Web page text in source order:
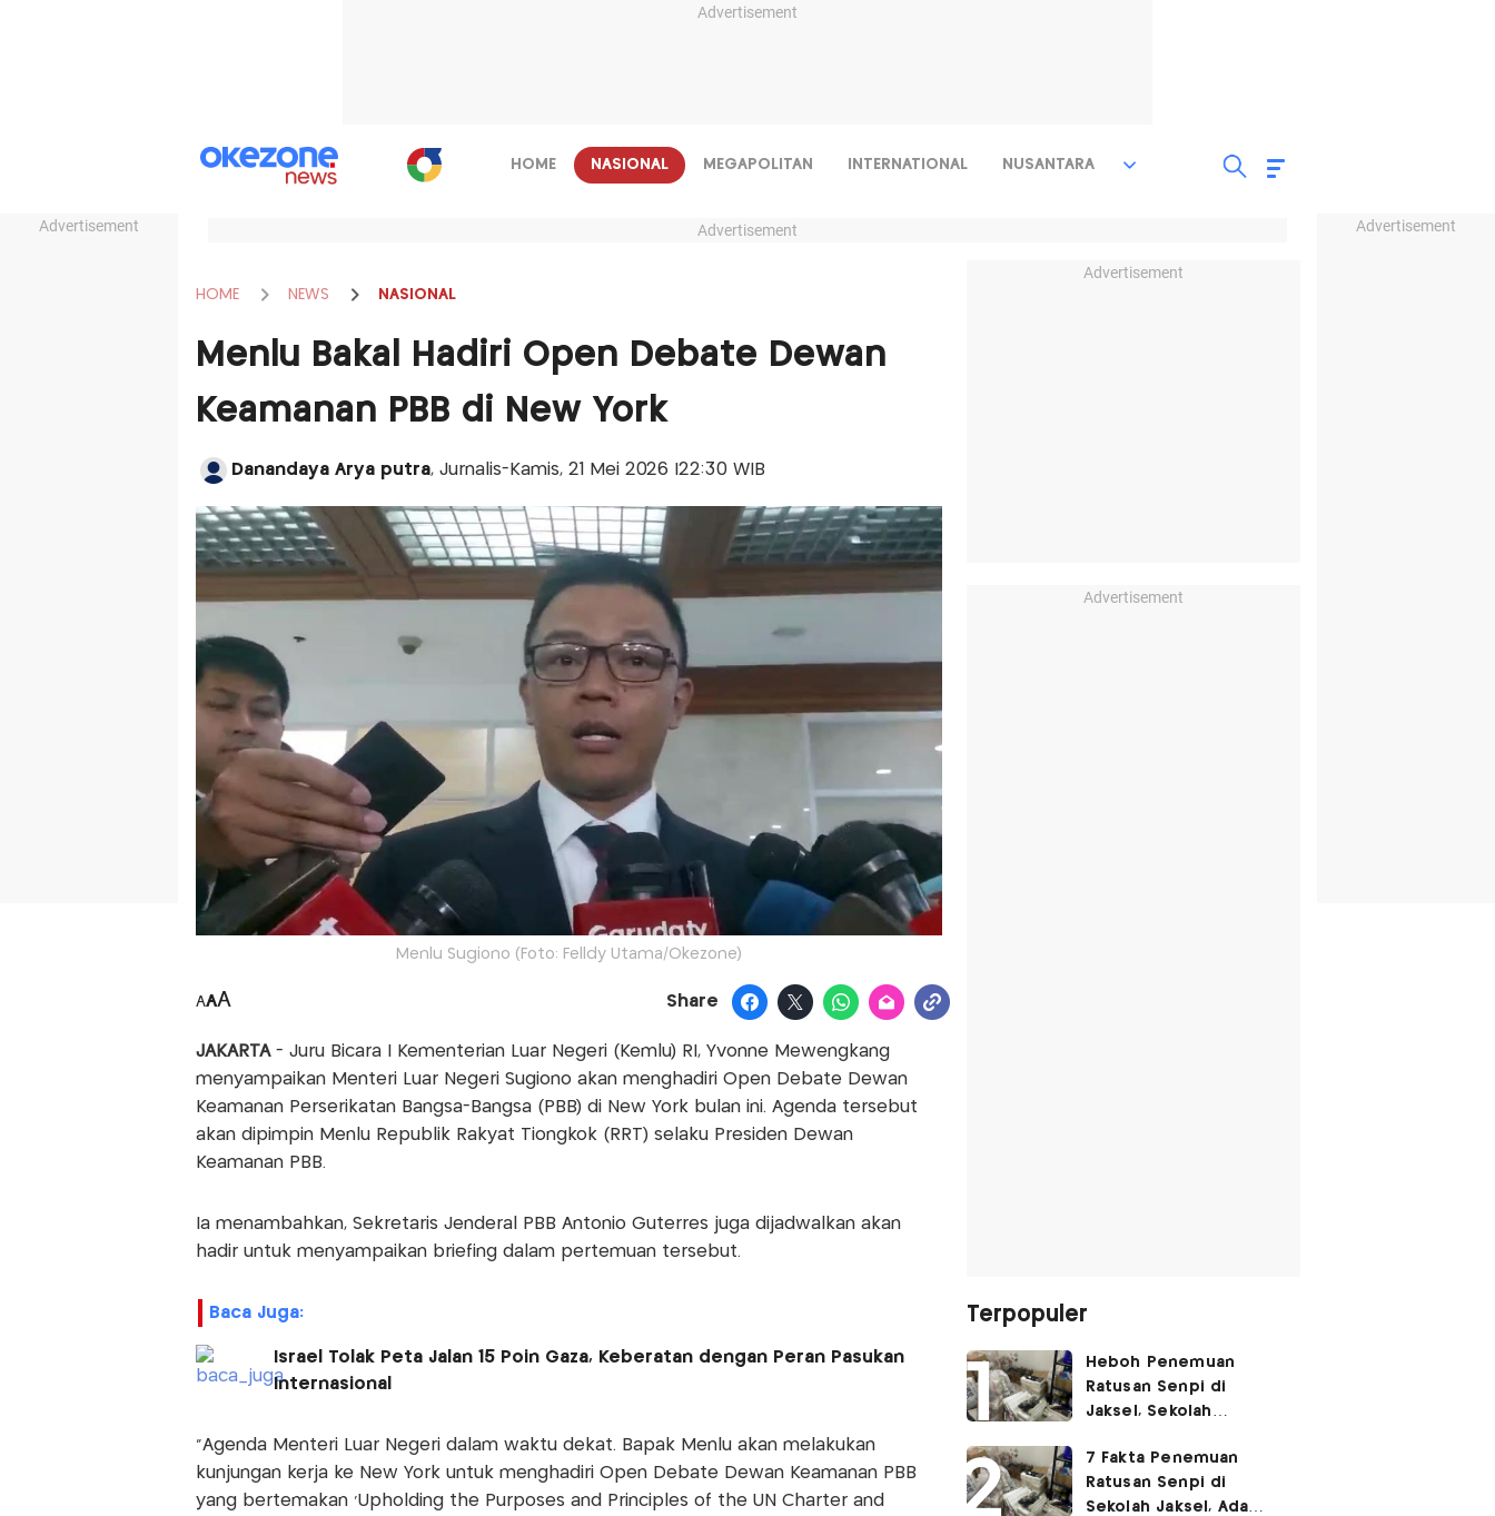
Advertisement
Advertisement Advertisement
HOME NASIONAL MEGAPOLITAN INTERNATIONAL NUSANTARA
Advertisement
HOME NEWS NASIONAL
Menlu Bakal Hadiri Open Debate Dewan
Keamanan PBB di New York
Danandaya Arya putra, Jurnalis-Kamis, 21 Mei 2026 |22:30 WIB
Menlu Sugiono (Foto: Felldy Utama/Okezone)
AAA Share
JAKARTA- Juru Bicara I Kementerian Luar Negeri (Kemlu) RI, Yvonne Mewengkang
menyampaikan Menteri Luar Negeri Sugiono akan menghadiri Open Debate Dewan
Keamanan Perserikatan Bangsa-Bangsa (PBB) di New York bulan ini. Agenda tersebut
akan dipimpin Menlu Republik Rakyat Tiongkok (RRT) selaku Presiden Dewan
Keamanan PBB.
Ia menambahkan, Sekretaris Jenderal PBB António Guterres juga dijadwalkan akan
hadir untuk menyampaikan briefing dalam pertemuan tersebut.
Baca Juga:
Israel Tolak Peta Jalan 15 Poin Gaza, Keberatan dengan Peran Pasukan
Internasional
"Agenda Menteri Luar Negeri dalam waktu dekat. Bapak Menlu akan melakukan
kunjungan kerja ke New York untuk menghadiri Open Debate Dewan Keamanan PBB
yang bertemakan 'Upholding the Purposes and Principles of the UN Charter and
Advertisement
Advertisement
Terpopuler
Heboh Penemuan
Ratusan Senpi di
Jaksel, Sekolah
Kegiatan Eskul
Menembak
7 Fakta Penemuan
Ratusan Senpi di
Sekolah Jaksel, Ada